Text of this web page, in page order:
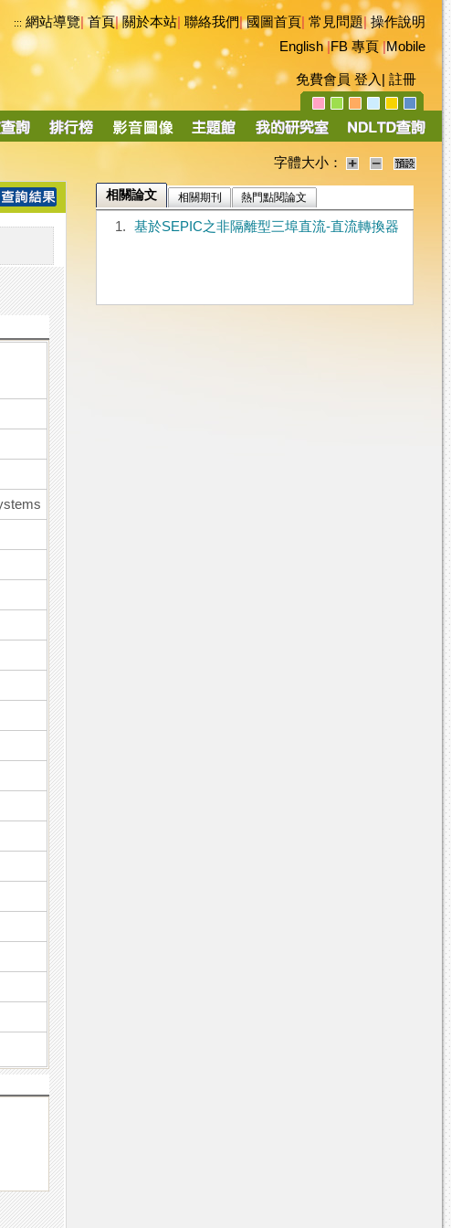
::: 網站導覽|首頁|關於本站 聯絡我們|國圖首頁 常見問題|操作說明
English|FB 專頁|Mobile
免費會員 登入 註冊
字體大小：
相關論文 相關期刊 熱門點閱論文
1. 基於SEPIC之非隔離型三埠直流-直流轉換器